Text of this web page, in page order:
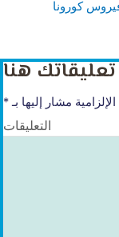
كورونا
تعليقاتك هنا
مشار إليها بـ*
التعليقات